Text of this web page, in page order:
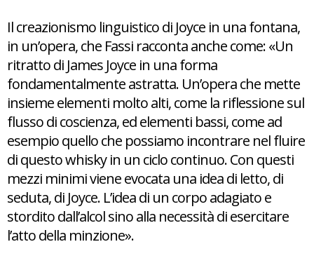
Il creazionismo linguistico di Joyce in una fontana,
in un’opera, che Fassi racconta anche come: «Un
ritratto di James Joyce in una forma
fondamentalmente astratta. Un’opera che mette
insieme elementi molto alti, come la riflessione sul
flusso di coscienza, ed elementi bassi, come ad
esempio quello che possiamo incontrare nel fluire
di questo whisky in un ciclo continuo. Con questi
mezzi minimi viene evocata una idea di letto, di
seduta, di Joyce. L’idea di un corpo adagiato e
stordito dall’alcol sino alla necessità di esercitare
l’atto della minzione».